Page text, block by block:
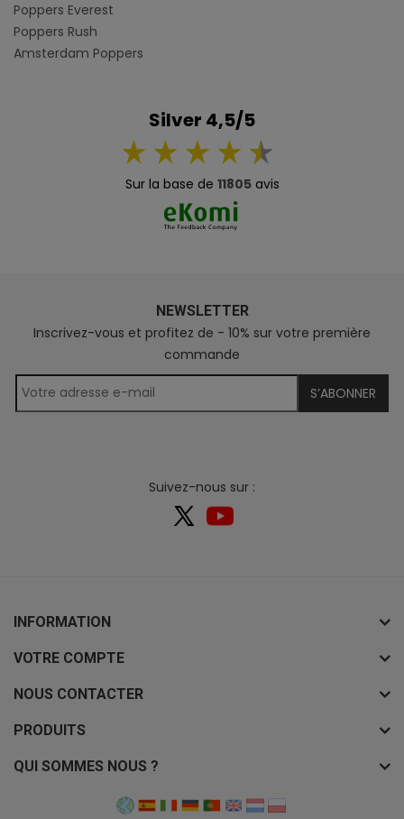
Poppers Everest
Poppers Rush
Amsterdam Poppers
Silver 4,5/5
Sur la base de 11805avis
NEWSLETTER
Inscrivez-vous et profitez de - 10% sur votre première
commande
S’ABONNER
Suivez-nous sur :
INFORMATION
VOTRE COMPTE
NOUS CONTACTER
PRODUITS
QUI SOMMES NOUS ?